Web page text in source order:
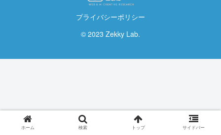
プライバシーポリシー
© 2023 Zekky Lab.
ホーム 検索 トップ サイドバー